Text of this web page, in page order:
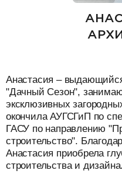
Анастасия –
"Дачный Сезон",
эксклюзивных
окончила АУГСГиП по
ГАСУ по направлению
строительство".
Анастасия приобрела
строительства и дизайна.